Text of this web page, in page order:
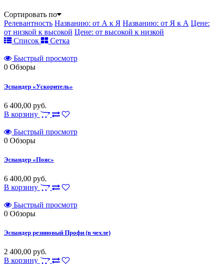
Сортировать по
Релевантность Названию: от А к Я Названию: от Я к А Цене:
от низкой к высокой Цене: от высокой к низкой
Список
Сетка
Быстрый просмотр
0 Обзоры
Эспандер «Ускоритель»
6 400,00 руб.
В корзину
Быстрый просмотр
0 Обзоры
Эспандер «Пояс»
6 400,00 руб.
В корзину
Быстрый просмотр
0 Обзоры
Эспандер резиновый Профи (в чехле)
2 400,00 руб.
В корзину